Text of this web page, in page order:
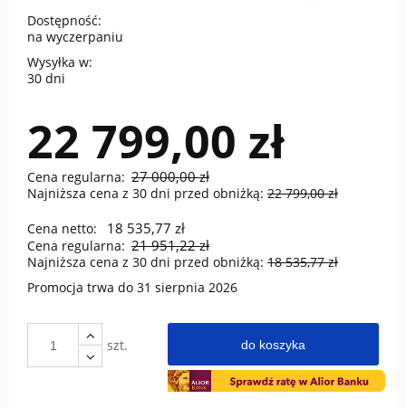
Dostępność:
na wyczerpaniu
Wysyłka w:
30 dni
22 799,00 zł
Cena regularna: 27 000,00 zł
Najniższa cena z 30 dni przed obniżką: 22 799,00 zł
Cena netto: 18 535,77 zł
Cena regularna: 21 951,22 zł
Najniższa cena z 30 dni przed obniżką: 18 535,77 zł
Promocja trwa do 31 sierpnia 2026
szt. do koszyka